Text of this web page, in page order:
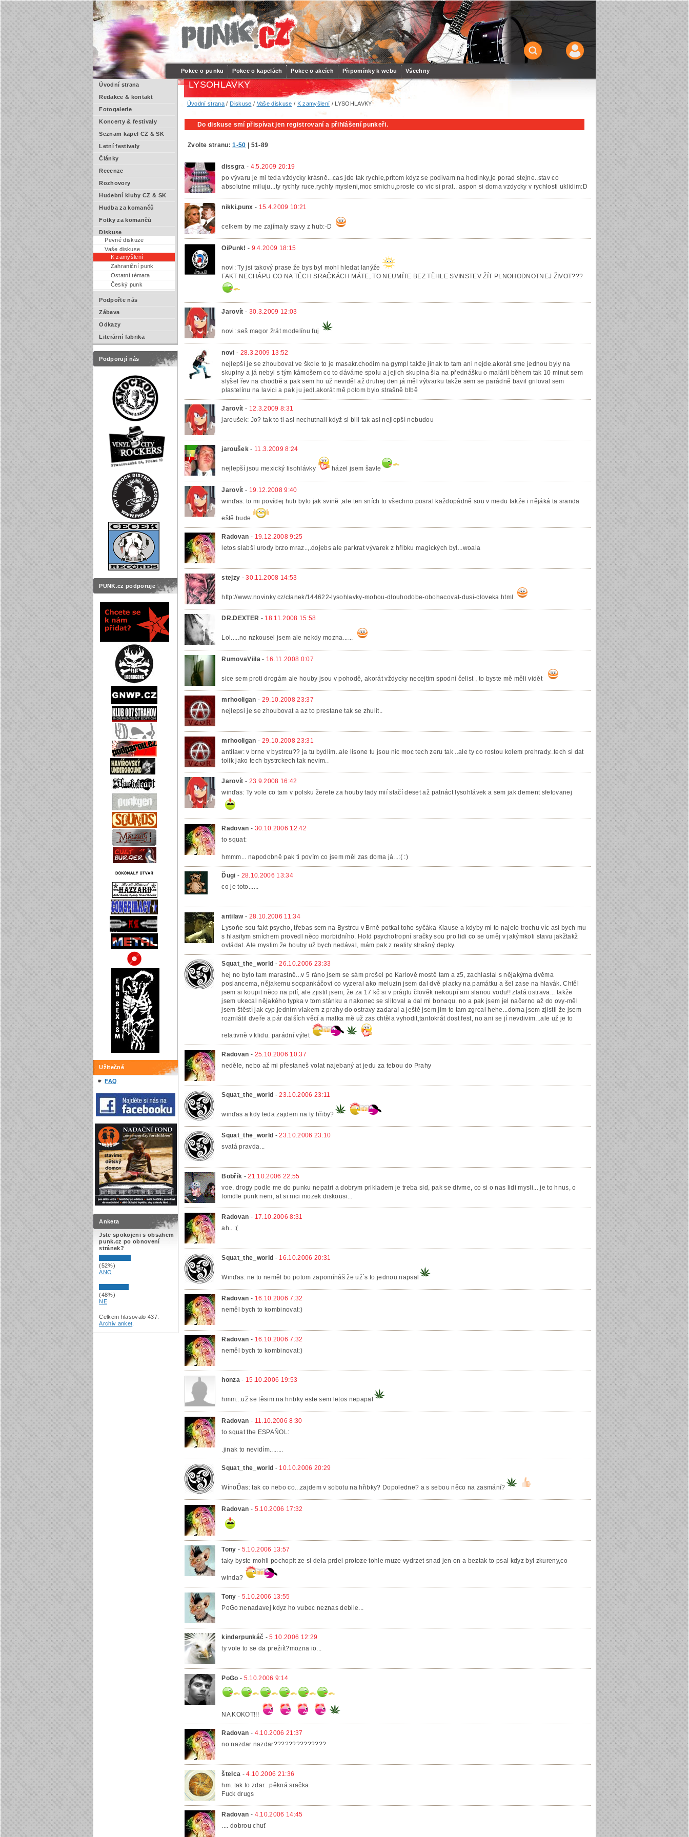
Pokec o punku Pokec o kapelách Pokec o akcích Připomínky k webu Všechny
Úvodní strana
Redakce & kontakt
Fotogalerie
Koncerty & festivaly
Seznam kapel CZ & SK
Letní festivaly
Články
Recenze
Rozhovory
Hudební kluby CZ & SK
Hudba za komančů
Fotky za komančů
Diskuse
Pevné diskuze
Vaše diskuse
K zamyšlení
Zahraniční punk
Ostatní témata
Český punk
Podpořte nás
Zábava
Odkazy
Literární fabrika
Podporují nás
PUNK.cz podporuje
LYSOHLAVKY
Úvodní strana / Diskuse / Vaše diskuse / K zamyšlení / LYSOHLAVKY
Užitečné
FAQ
Do diskuse smí přispívat jen registrovaní a přihlášení punkeři.
Zvolte stranu:1-50 51-89
dissgra - 4.5.2009 20:19
po vývaru je mi teda vždycky krásně...cas jde tak rychle,pritom kdyz se podivam na hodinky,je porad stejne..stav co
absolutne miluju...ty rychly ruce,rychly mysleni,moc smichu,proste co vic si prat.. aspon si doma vzdycky v rychlosti uklidim:D
nikki.punx - 15.4.2009 10:21
celkem by me zajímaly stavy z hub:-D
OiPunk! - 9.4.2009 18:15
novi: Ty jsi takový prase že bys byl mohl hledat lanýže
FAKT NECHÁPU CO NA TĚCH SRAČKÁCH MÁTE, TO NEUMÍTE BEZ TĚHLE SVINSTEV ŽÍT PLNOHODNOTNEJ ŽIVOT???
Jarovít - 30.3.2009 12:03
novi: seš magor žrát modelínu fuj
novi - 28.3.2009 13:52
nejlepší je se zhoubovat ve škole to je masakr.chodim na gympl takže jinak to tam ani nejde.akorát sme jednou byly na
skupiny a já nebyl s tým kámošem co to dáváme spolu a jejich skupina šla na přednášku o malárii během tak 10 minut sem
slyšel řev na chodbě a pak sem ho už neviděl až druhej den.já měl výtvarku takže sem se parádně bavil griloval sem
plastelínu na lavici a pak ju jedl.akorát mě potom bylo strašně blbě
Jarovít - 12.3.2009 8:31
jaroušek: Jo? tak to ti asi nechutnali když si blil tak asi nejlepší nebudou
jaroušek - 11.3.2009 8:24
nejlepší jsou mexický lisohlávky házel jsem šavle
Jarovít - 19.12.2008 9:40
winďas: to mi povídej hub bylo jak svině ,ale ten sních to všechno posral každopádně sou v medu takže i nějáká ta sranda
eště bude
Radovan - 19.12.2008 9:25
letos slabší urody brzo mraz..,.dojebs ale parkrat vývarek z hřibku magických byl...woala
stejzy -30.11.2008 14:53
http://www.novinky.cz/clanek/144622-lysohlavky-mohou-dlouhodobe-obohacovat-dusi-cloveka.html
DR.DEXTER - 18.11.2008 15:58
Lol.....no nzkousel jsem ale nekdy mozna......
RumovaViila - 16.11.2008 0:07
sice sem proti drogám ale houby jsou v pohodě, akorát vždycky necejtim spodní čelist , to byste mě měli vidět
mrhooligan - 29.10.2008 23:37
nejlepsi je se zhoubovat a az to prestane tak se zhulit..
mrhooligan - 29.10.2008 23:31
antilaw: v brne v bystrcu?? ja tu bydlim..ale lisone tu jsou nic moc tech zeru tak ..ale ty co rostou kolem prehrady..tech si dat
tolik jako tech bystrckech tak nevim..
Jarovít - 23.9.2008 16:42
winďas: Ty vole co tam v polsku žerete za houby tady mií stačí deset až patnáct lysohlávek a sem jak dement sfetovanej
Radovan - 30.10.2006 12:42
to squat:
hmmm... napodobně pak ti povím co jsem měl zas doma já...:( :)
Ďugi - 28.10.2006 13:34
co je toto......
antilaw- 28.10.2006 11:34
Lysoňe sou fakt psycho, třebas sem na Bystrcu v Brně potkal toho syčáka Klause a kdyby mi to najelo trochu víc asi bych mu
s hlasitym smíchem provedl něco morbidního. Hold psychotropní sračky sou pro lidi co se uměj v jakýmkoli stavu jakžtakž
ovládat. Ale myslim že houby už bych nedával, mám pak z reality strašný depky.
Squat_the_world -26.10.2006 23:33
hej no bylo tam marastně...v 5 ráno jsem se sám prošel po Karlově mostě tam a z5, zachlastal s nějakýma dvěma
poslancema, nějakemu socpankáčovi co vyzeral ako meluzin jsem dal dvě placky na památku a šel zase na hlavák. Chtěl
jsem si koupit něco na pití, ale zjistil jsem, že za 17 kč si v práglu člověk nekoupí ani slanou vodu!! zlatá ostrava... takže
jsem ukecal nějakého typka v tom stánku a nakonec se slitoval a dal mi bonaqu. no a pak jsem jel načerno až do ovy-měl
jsem štěstí jak cyp,jedním vlakem z prahy do ostravy zadara! a ještě jsem jim to tam zgrcal hehe...doma jsem zjistil že jsem
rozmlátil dveře a pár dalších věcí a matka mě už zas chtěla vyhodit,tantokrát dost fest, no ani se jí nevdivim...ale už je to
relativně v klidu. parádní výlet
Radovan - 25.10.2006 10:37
neděle, nebo až mi přestaneš volat najebaný at jedu za tebou do Prahy
Squat_the_world -23.10.2006 23:11
winďas a kdy teda zajdem na ty hřiby?
Squat_the_world -23.10.2006 23:10
svatá pravda...
Bobřík -21.10.2006 22:55
voe, drogy podle me do punku nepatri a dobrym prikladem je treba sid, pak se divme, co si o nas lidi mysli... je to hnus, o
tomdle punk neni, at si nici mozek diskousi...
Radovan - 17.10.2006 8:31
ah.. :(
Squat_the_world - 16.10.2006 20:31
Winďas: ne to neměl bo potom zapomínáš že už´s to jednou napsal
Radovan - 16.10.2006 7:32
neměl bych to kombinovat:)
Radovan - 16.10.2006 7:32
neměl bych to kombinovat:)
honza - 15.10.2006 19:53
hmm...už se těsim na hribky este sem letos nepapal
Radovan - 11.10.2006 8:30
to squat the ESPAŇOL:
.jinak to nevidím........
Squat_the_world - 10.10.2006 20:29
WínoĎas: tak co nebo co...zajdem v sobotu na hřibky? Dopoledne? a s sebou něco na zasmání?
Radovan - 5.10.2006 17:32
Tony - 5.10.2006 13:57
taky byste mohli pochopit ze si dela prdel protoze tohle muze vydrzet snad jen on a beztak to psal kdyz byl zkureny,co
winda?
Tony - 5.10.2006 13:55
PoGo:nenadavej kdyz ho vubec neznas debile...
kinderpunkáč -5.10.2006 12:29
ty vole to se da prežiít?mozna io...
PoGo - 5.10.2006 9:14
NA KOKOT!!!
Radovan - 4.10.2006 21:37
no nazdar nazdar??????????????
štelca -4.10.2006 21:36
hm..tak to zdar...pěkná sračka
Fuck drugs
Radovan - 4.10.2006 14:45
.... dobrou chuť
Anketa
Jste spokojeni s obsahem
punk.cz po obnovení
stránek?
(52%)
ANO
(48%)
NE
Celkem hlasovalo 437.
Archiv anket